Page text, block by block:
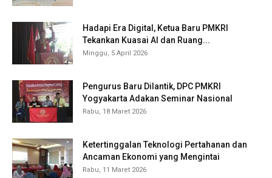
Hadapi Era Digital, Ketua Baru PMKRI
Tekankan Kuasai AI dan Ruang...
Minggu, 5 April 2026
Pengurus Baru Dilantik, DPC PMKRI
Yogyakarta Adakan Seminar Nasional
Rabu, 18 Maret 2026
Ketertinggalan Teknologi Pertahanan dan
Ancaman Ekonomi yang Mengintai
Rabu, 11 Maret 2026